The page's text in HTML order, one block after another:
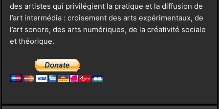
des artistes qui privilégient la pratique et la diffusion de
l’art intermédia : croisement des arts expérimentaux, de
l’art sonore, des arts numériques, de la créativité sociale
et théorique.